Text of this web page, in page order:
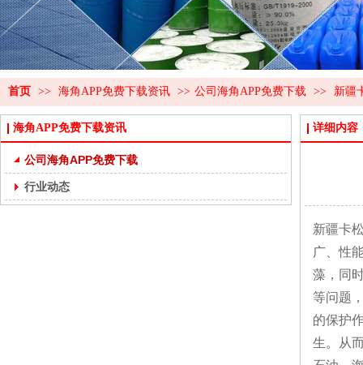
首页 >> 海角APP免费下载资讯 >> 公司海角APP免费下载 >> 新疆
海角APP免费下载资讯
公司海角APP免费下载
行业动态
详细内容
新疆卡松
广
藻
等问题
的保护
生